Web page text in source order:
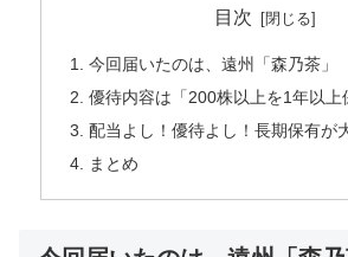
目次
今回届いたのは、遠州「森乃茶」
優待内容は「200株以上を1年以上
配当よし！優待よし！長期保有が
まとめ